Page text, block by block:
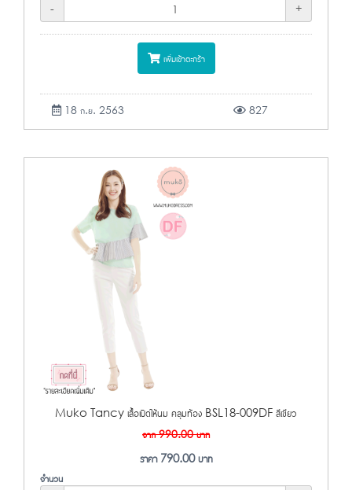
-
+
เพิ่มเข้าตะกร้า
18 ก.ย. 2563 827
Muko Tancy เสื้อเปิดให้นม คลุมท้อง BSL18-009DF สีเขียว
จาก990.00บาท
ราคา 790.00บาท
จำนวน